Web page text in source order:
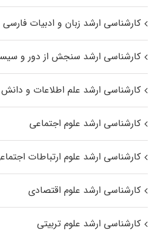
کارشناسی ارشد زبان و ادبیات فارسی
کارشناسی ارشد سنجش از دور و
کارشناسی ارشد علم اطلاعات و
کارشناسی ارشد علوم اجتماعی
کارشناسی ارشد علوم ارتباطات
کارشناسی ارشد علوم اقتصادی
کارشناسی ارشد علوم تربیتی